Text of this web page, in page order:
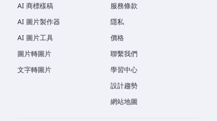
AI 商標樣稿
AI 圖片製作器
AI 圖片工具
圖片轉圖片
文字轉圖片
服務條款
隱私
價格
聯繫我們
學習中心
設計趨勢
網站地圖